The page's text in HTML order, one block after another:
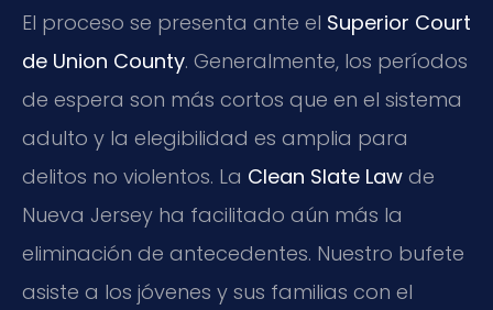
El proceso se presenta ante el Superior Court
de Union County. Generalmente, los períodos
de espera son más cortos que en el sistema
adulto y la elegibilidad es amplia para
delitos no violentos. La Clean Slate Law de
Nueva Jersey ha facilitado aún más la
eliminación de antecedentes. Nuestro bufete
asiste a los jóvenes y sus familias con el